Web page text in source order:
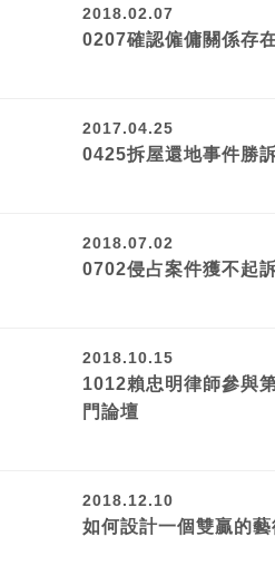
2018.02.07
0207確認僱傭關係存
2017.04.25
0425拆屋還地事件勝
2018.07.02
0702侵占案件獲不起
2018.10.15
1012賴忠明律師參與
門論壇
2018.12.10
如何設計一個雙贏的